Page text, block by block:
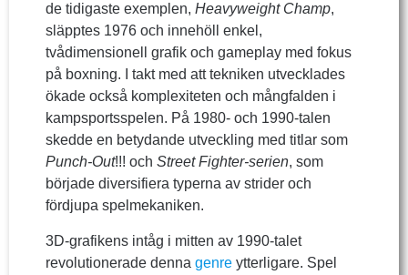
de tidigaste exemplen, Heavyweight Champ,
släpptes 1976 och innehöll enkel,
tvådimensionell grafik och gameplay med fokus
på boxning. I takt med att tekniken utvecklades
ökade också komplexiteten och mångfalden i
kampsportsspelen. På 1980- och 1990-talen
skedde en betydande utveckling med titlar som
Punch-Out!!! och Street Fighter-serien, som
började diversifiera typerna av strider och
fördjupa spelmekaniken.
3D-grafikens intåg i mitten av 1990-talet
revolutionerade denna genre ytterligare. Spel